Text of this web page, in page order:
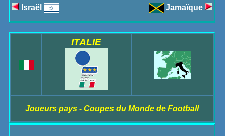
Israël Jamaïque
ITALIE
Joueurs pays - Coupes du Monde de Football